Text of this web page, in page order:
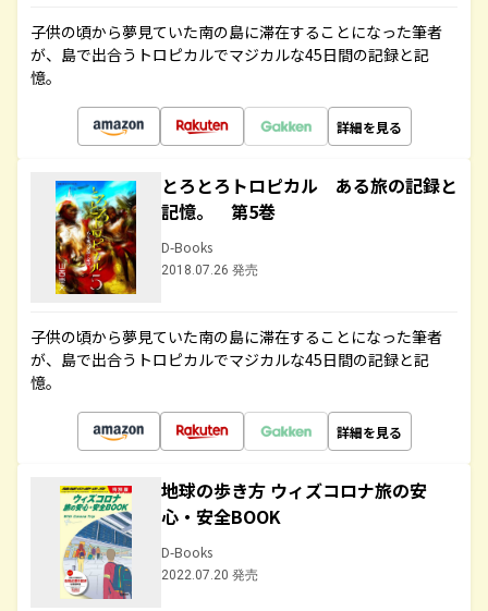
子供の頃から夢見ていた南の島に滞在することになった筆者
が、島で出合うトロピカルでマジカルな45日間の記録と記
憶。
詳細を見る
とろとろトロピカル ある旅の記録と
記憶。 第5巻
D-Books
2018.07.26 発売
子供の頃から夢見ていた南の島に滞在することになった筆者
が、島で出合うトロピカルでマジカルな45日間の記録と記
憶。
詳細を見る
地球の歩き方 ウィズコロナ旅の安
心・安全BOOK
D-Books
2022.07.20 発売